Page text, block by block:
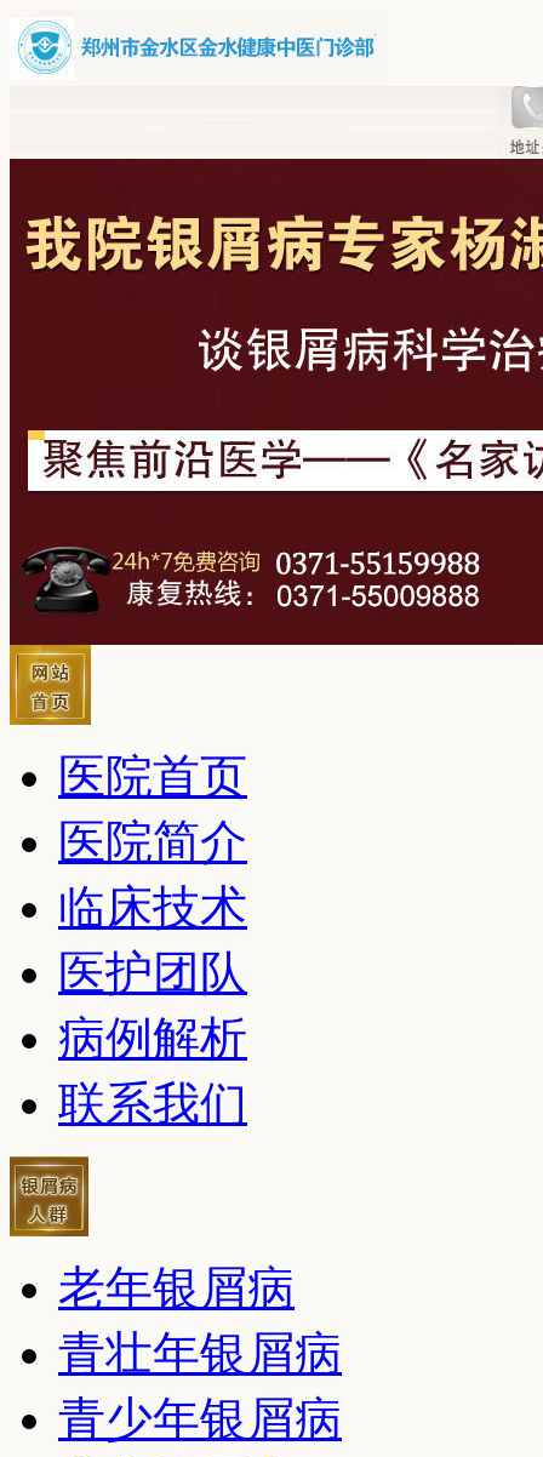
医院首页
医院简介
临床技术
医护团队
病例解析
联系我们
老年银屑病
青壮年银屑病
青少年银屑病